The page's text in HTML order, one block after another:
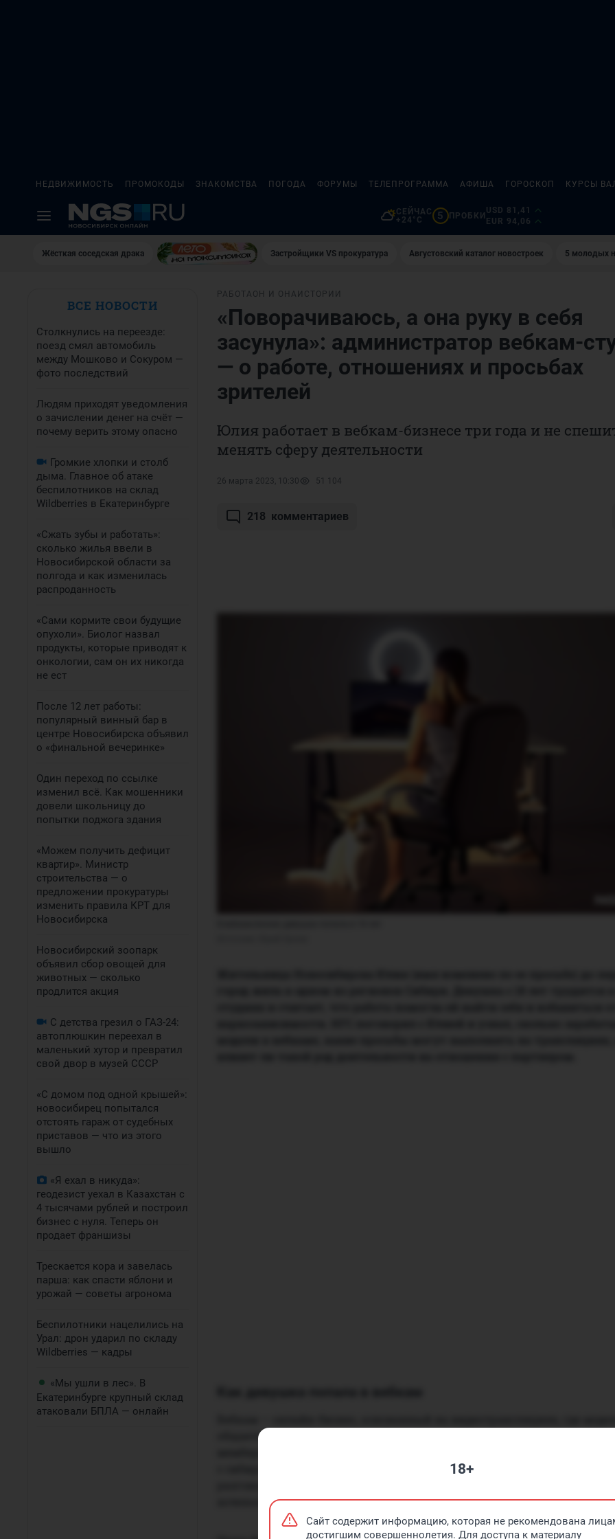
НЕДВИЖИМОСТЬ ПРОМОКОДЫ ЗНАКОМСТВА ПОГОДА ФОРУМЫ ТЕЛЕПРОГРАММА АФИША ГОРОСКОП КУРСЫ
СЕЙЧАС
+24°C
5 ПРОБКИ
USD 81,41
EUR 94,06
Жёсткая соседская драка Застройщики VS прокуратура Августовский каталог новостроек 5 молодых
ВСЕ НОВОСТИ
Столкнулись на переезде:
поезд смял автомобиль
между Мошково и Сокуром —
фото последствий
Людям приходят уведомления
о зачислении денег на счёт —
почему верить этому опасно
Громкие хлопки и столб
дыма. Главное об атаке
беспилотников на склад
Wildberries в Екатеринбурге
«Сжать зубы и работать»:
сколько жилья ввели в
Новосибирской области за
полгода и как изменилась
распроданность
«Сами кормите свои будущие
опухоли». Биолог назвал
продукты, которые приводят к
онкологии, сам он их никогда
не ест
После 12 лет работы:
популярный винный бар в
центре Новосибирска объявил
о «финальной вечеринке»
Один переход по ссылке
изменил всё. Как мошенники
довели школьницу до
попытки поджога здания
«Можем получить дефицит
квартир». Министр
строительства — о
предложении прокуратуры
изменить правила КРТ для
Новосибирска
Новосибирский зоопарк
объявил сбор овощей для
животных — сколько
продлится акция
С детства грезил о ГАЗ-24:
автоплюшкин переехал в
маленький хутор и превратил
свой двор в музей СССР
«С домом под одной крышей»:
новосибирец попытался
отстоять гараж от судебных
приставов — что из этого
вышло
«Я ехал в никуда»:
геодезист уехал в Казахстан с
4 тысячами рублей и построил
бизнес с нуля. Теперь он
продает франшизы
Трескается кора и завелась
парша: как спасти яблони и
урожай — советы агронома
Беспилотники нацелились на
Урал: дрон ударил по складу
Wildberries — кадры
«Мы ушли в лес». В
Екатеринбурге крупный склад
атаковали БПЛА — онлайн
РАБОТА ОН И ОНА ИСТОРИИ
«Поворачиваюсь, а она руку в себя
засунула»: администратор вебкам-
— о работе, отношениях и просьбах
зрителей
Юлия работает в вебкам-бизнесе три года и не
менять сферу деятельности
26 марта 2023, 10:30 51 104
218 комментариев
общается со зрителем в чате. Последних работницы вебкам-студий
с сибирячкой прошла в центре Новосибирска в Первомайском сквере:
18+
Сайт содержит информацию, которая не рекомендована
достигшим совершеннолетия. Для доступа к материалу